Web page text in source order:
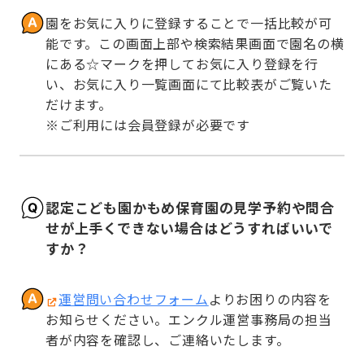
園をお気に入りに登録することで一括比較が可
能です。この画面上部や検索結果画面で園名の横
にある☆マークを押してお気に入り登録を行
い、お気に入り一覧画面にて比較表がご覧いた
だけます。
※ご利用には会員登録が必要です
認定こども園かもめ保育園の見学予約や問合
せが上手くできない場合はどうすればいいで
すか？
運営問い合わせフォームよりお困りの内容を
お知らせください。エンクル運営事務局の担当
者が内容を確認し、ご連絡いたします。